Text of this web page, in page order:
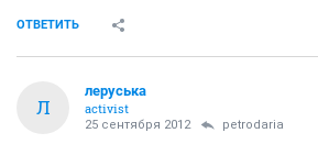
ОТВЕТИТЬ
Л
леруська
activist
25 сентября 2012 petrodaria